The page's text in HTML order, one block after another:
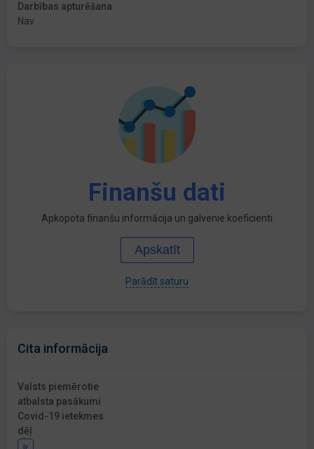
Darbības apturēšana
Nav
Finanšu dati
Apkopota finanšu informācija un galvenie koeficienti
Apskatīt
Parādīt saturu
Cita informācija
Valsts piemērotie
atbalsta pasākumi
Covid-19 ietekmes
dēļ